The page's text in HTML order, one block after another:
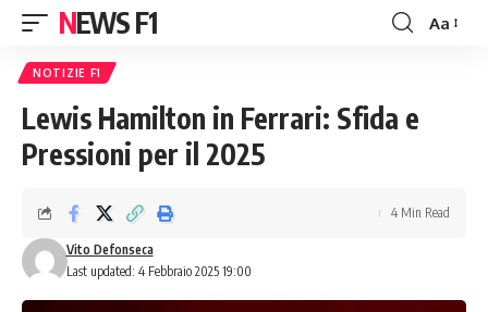
NEWS F1
Font
Aa
NOTIZIE F1
Lewis Hamilton in Ferrari: Sfida e
Pressioni per il 2025
Last updated: 4 Febbraio 2025 19:00
Vito Defonseca
4 Min Read